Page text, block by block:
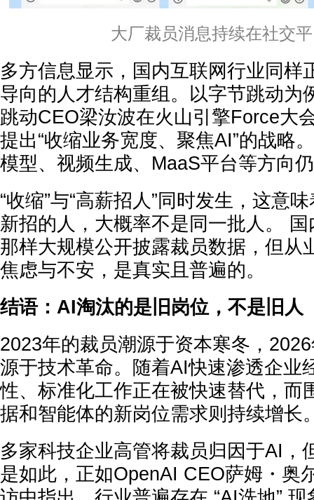
大厂裁员消息持续在社交
多方信息显示，国内互联网行业同样
导向的人才结构重组。以字节跳动为
跳动CEO梁汝波在火山引擎Force大
提出“收缩业务宽度、聚焦AI”的战略
模型、视频生成、MaaS平台等方向
“收缩”与“高薪招人”同时发生，这意
新招的人，大概率不是同一批人。
那样大规模公开披露裁员数据，但从
焦虑与不安，是真实且普遍的。
结语：AI淘汰的是旧岗位，不是旧人
2023年的裁员潮源于资本寒冬，
源于技术革命。随着AI快速渗透企业
性、标准化工作正在被快速替代，而
据和智能体的新岗位需求则持续增长
多家科技企业高管将裁员归因于AI，
是如此，正如OpenAI CEO萨姆・奥